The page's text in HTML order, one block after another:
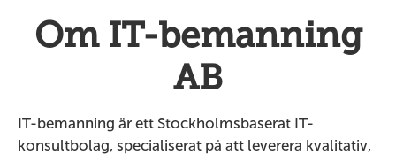
Om IT-bemanning
AB
IT-bemanning är ett Stockholmsbaserat IT-
konsultbolag, specialiserat på att leverera kvalitativ,